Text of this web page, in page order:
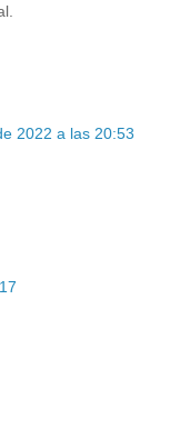
2022 a las 20:53